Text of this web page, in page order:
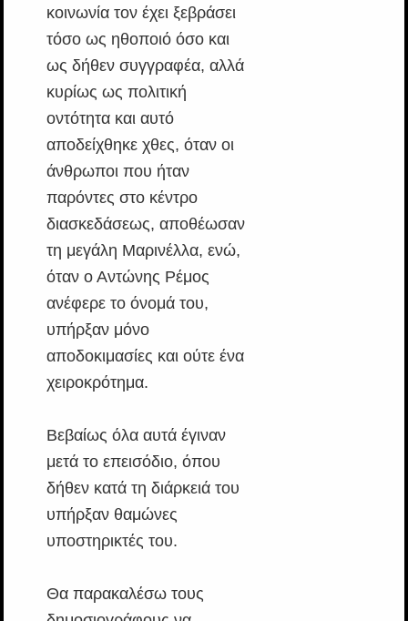
κοινωνία τον έχει ξεβράσει
τόσο ως ηθοποιό όσο και
ως δήθεν συγγραφέα, αλλά
κυρίως ως πολιτική
οντότητα και αυτό
αποδείχθηκε χθες, όταν οι
άνθρωποι που ήταν
παρόντες στο κέντρο
διασκεδάσεως, αποθέωσαν
τη μεγάλη Μαρινέλλα, ενώ,
όταν ο Αντώνης Ρέμος
ανέφερε το όνομά του,
υπήρξαν μόνο
αποδοκιμασίες και ούτε ένα
χειροκρότημα.
Βεβαίως όλα αυτά έγιναν
μετά το επεισόδιο, όπου
δήθεν κατά τη διάρκειά του
υπήρξαν θαμώνες
υποστηρικτές του.
Θα παρακαλέσω τους